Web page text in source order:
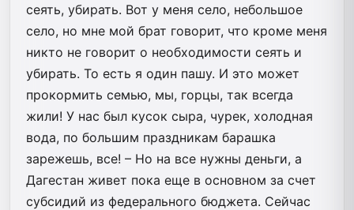
сеять, убирать. Вот у меня село, небольшое
село, но мне мой брат говорит, что кроме меня
никто не говорит о необходимости сеять и
убирать. То есть я один пашу. И это может
прокормить семью, мы, горцы, так всегда
жили! У нас был кусок сыра, чурек, холодная
вода, по большим праздникам барашка
зарежешь, все! – Но на все нужны деньги, а
Дагестан живет пока еще в основном за счет
субсидий из федерального бюджета. Сейчас